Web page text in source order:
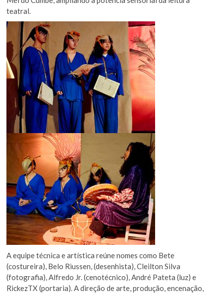
teatral.
A equipe técnica e artística reúne nomes como Bete
(costureira), Belo Riussen, (desenhista), Cleilton Silva
(fotografia), Alfredo Jr. (cenotécnico), André Pateta (luz) e
RickezTX (portaria). A direção de arte, produção, encenação,